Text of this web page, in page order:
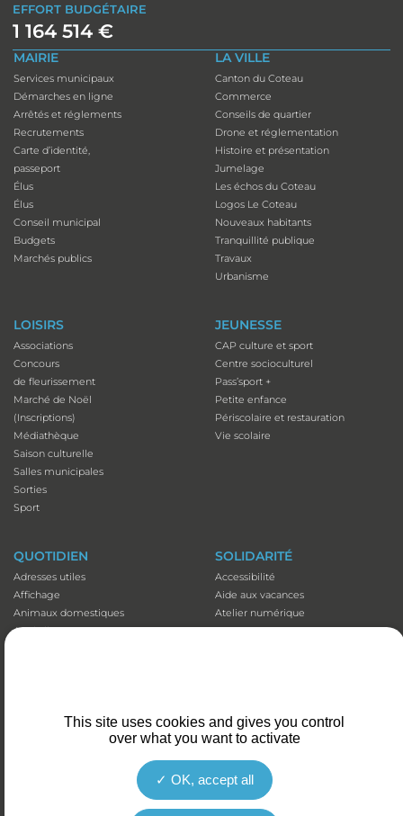
EFFORT BUDGÉTAIRE
1 164 514 €
MAIRIE
Services municipaux
Démarches en ligne
Arrêtés et réglements
Recrutements
Carte d’identité,
passeport
Élus
Élus
Conseil municipal
Budgets
Marchés publics
LA VILLE
Canton du Coteau
Commerce
Conseils de quartier
Drone et réglementation
Histoire et présentation
Jumelage
Les échos du Coteau
Logos Le Coteau
Nouveaux habitants
Tranquillité publique
Travaux
Urbanisme
LOISIRS
Associations
Concours
de fleurissement
Marché de Noël
(Inscriptions)
Médiathèque
Saison culturelle
Salles municipales
Sorties
Sport
JEUNESSE
CAP culture et sport
Centre socioculturel
Pass’sport +
Petite enfance
Périscolaire et restauration
Vie scolaire
QUOTIDIEN
Adresses utiles
Affichage
Animaux domestiques
Appli illiwap©
Santé et prévention
SOLIDARITÉ
Accessibilité
Aide aux vacances
Atelier numérique
Carte séniors
Plan canicule
Portage de repas
This site uses cookies and gives you control
over what you want to activate
OK, accept all